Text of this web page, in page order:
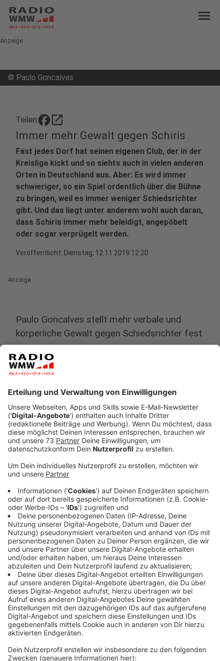
menu
Anzeige
© Paulo Goncalves
Teilen: open_in_new
Immer mehr Gewalt gegen Schiris
Fast jedes Dorf hat seinen eigenen Club, der in der
Kreisliga kickt und so siehts auch in vielen anderen
Orten in Deutschland aus. Aber: Es wird immer
schwieriger, so ein Spiel ordentlich über die Bühne
zu bringen, weil es immer weniger Schiedsrichter
gibt. Und das liegt unter anderem wohl auch daran,
dass Schiris immer mehr beleidigt, angepöbelt
oder sogar verprügelt werden.
Veröffentlicht: Dienstag, 12.11.2019 12:20
Anzeige
Paulo Goncalves stellt mehr verbale und
körperliche Gewalt gegen Schiedsrichter fest
Anzeige
Kreisschiedsrichterausschusses für den Kreis Ahaus
und Coesfeld und somit quasi verantwortlich für alle
Schiedsrichter in dem Gebiet.
"Ja so langsam tritts auch hier auf .Also ich bin
ja zuständig für den Kreis Ahaus Coesfeld. Und
wir haben einen Anstieg festgestellt an verbaler
Gewalt gegenüber den Schiedsrichtern wie auch
leider in manchen Fällen auch körperliche
Gewalt."
Anzeige
Der RADIO WMW Director's Cut mit Paulo
aus Stadtlohn
Anzeige
Im Radio WMW Director's Cut hat er sich im